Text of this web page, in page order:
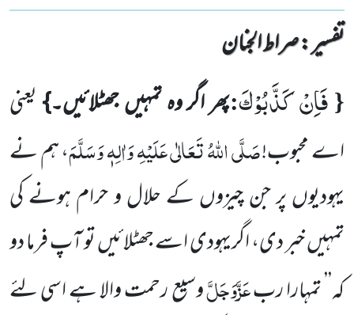
تفسیر : ‎صراط الجنان
{فَاِنْ كَذَّبُوْكَ:پھر اگر وہ تمہیں جھٹلائیں۔}یعنی
اے محبوب!صَلَّی اللہُ تَعَالٰی عَلَیْہِ وَاٰلِہٖ وَسَلَّمَ، ہم نے
یہودیوں پر جن چیزوں کے حلال و حرام ہونے کی
تمہیں خبر دی، اگریہودی اسے جھٹلائیں تو آپ فرما دو
کہ’’ تمہارا ربعَزَّوَجَلَّوسیع رحمت والا ہے اسی لئے